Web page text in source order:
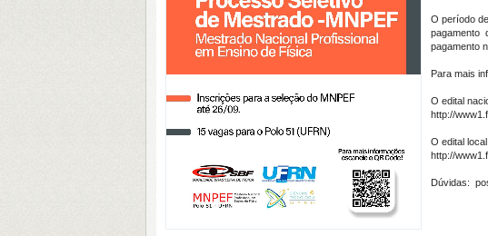
O período
pagamento
pagamento
Para mais
O edital
http://
O edital local:
http://
Dúvidas: